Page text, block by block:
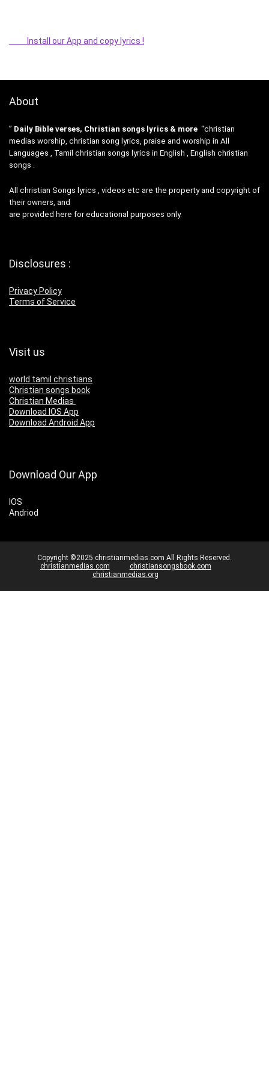
Install our App and copy lyrics !
About
” Daily Bible verses, Christian songs lyrics & more “christian
medias worship, christian song lyrics, praise and worship in All
Languages , Tamil christian songs lyrics in English , English christian
songs .
All christian Songs lyrics , videos etc are the property and copyright of
their owners, and
are provided here for educational purposes only.
Disclosures :
Privacy Policy
Terms of Service
Visit us
world tamil christians
Christian songs book
Christian Medias
Download IOS App
Download Android App
Download Our App
IOS
Andriod
Copyright ©2025 christianmedias.com All Rights Reserved.
christianmedias.com
christiansongsbook.com
christianmedias.org